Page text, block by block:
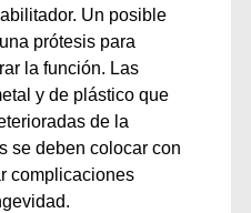
Un posible
prótesis para
la función. Las
y de plástico que
de la
se deben colocar con
complicaciones